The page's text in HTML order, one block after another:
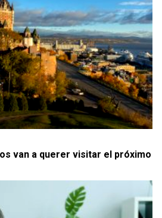
van a querer visitar el próximo